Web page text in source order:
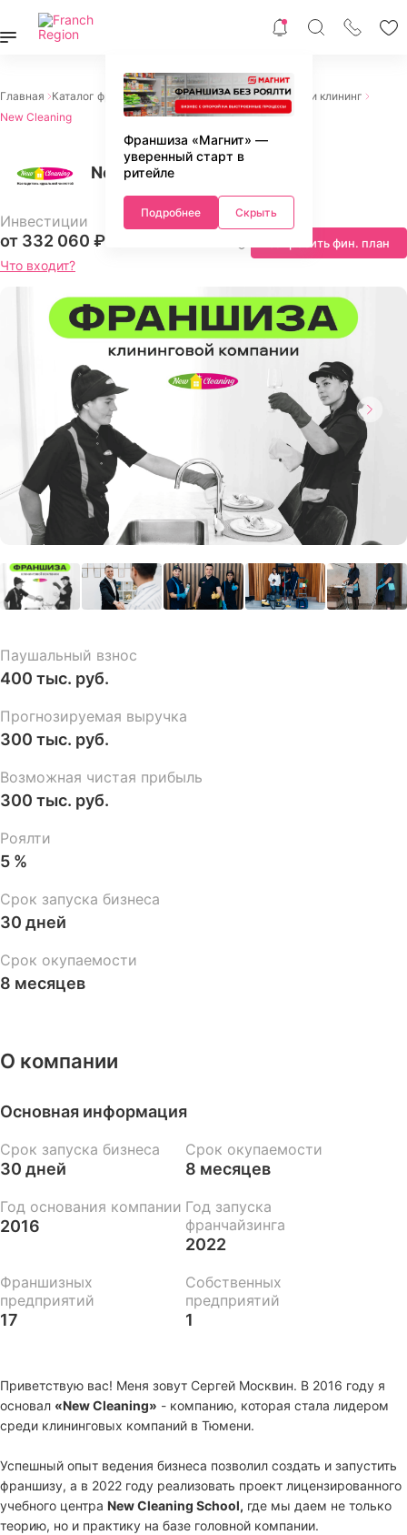
Франшиза «Магнит» —
уверенный старт в
ритейле
Подробнее Скрыть
Главная Каталог франшиз Франшизы услуг Химчистки и клининг
New Сleaning
New Сleaning
Инвестиции
от 332 060 ₽
Что входит?
Запросить фин. план
Паушальный взнос
400 тыс. руб.
Прогнозируемая выручка
300 тыс. руб.
Возможная чистая прибыль
300 тыс. руб.
Роялти
5 %
Срок запуска бизнеса
30 дней
Срок окупаемости
8 месяцев
О компании
Основная информация
Срок запуска бизнеса
30 дней
Срок окупаемости
8 месяцев
Год основания компании
2016
Год запуска
франчайзинга
2022
Франшизных
предприятий
17
Собственных
предприятий
1
Приветствую вас! Меня зовут Сергей Москвин. В 2016 году я
основал «New Сleaning» - компанию, которая стала лидером
среди клининговых компаний в Тюмени.
Успешный опыт ведения бизнеса позволил создать и запустить
франшизу, а в 2022 году реализовать проект лицензированного
учебного центра New Cleaning School, где мы даем не только
теорию, но и практику на базе головной компании.